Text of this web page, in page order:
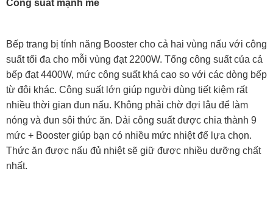
Công suất mạnh mẽ
Bếp trang bị tính năng Booster cho cả hai vùng nấu với công
suất tối đa cho mỗi vùng đạt 2200W. Tổng công suất của cả
bếp đạt 4400W, mức công suất khá cao so với các dòng bếp
từ đôi khác. Công suất lớn giúp người dùng tiết kiệm rất
nhiều thời gian đun nấu. Không phải chờ đợi lâu để làm
nóng và đun sôi thức ăn. Dải công suất được chia thành 9
mức + Booster giúp bạn có nhiều mức nhiệt để lựa chọn.
Thức ăn được nấu đủ nhiệt sẽ giữ được nhiều dưỡng chất
nhất.